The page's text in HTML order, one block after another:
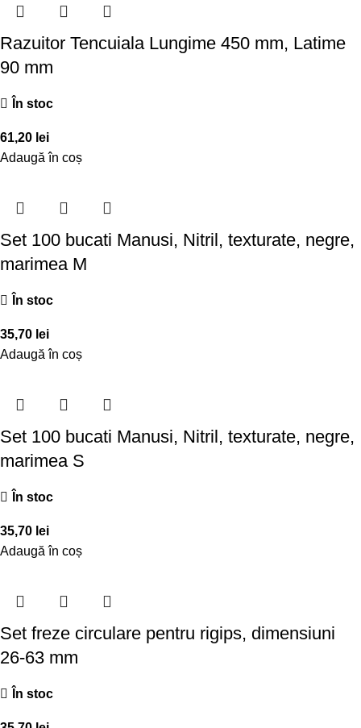
Razuitor Tencuiala Lungime 450 mm, Latime
90 mm
În stoc
61,20 lei
Adaugă în coș
Set 100 bucati Manusi, Nitril, texturate, negre,
marimea M
În stoc
35,70 lei
Adaugă în coș
Set 100 bucati Manusi, Nitril, texturate, negre,
marimea S
În stoc
35,70 lei
Adaugă în coș
Set freze circulare pentru rigips, dimensiuni
26-63 mm
În stoc